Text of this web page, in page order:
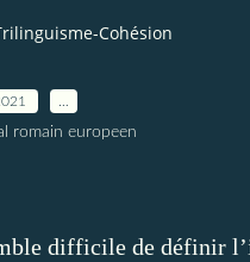
Cohésion
romain europeen
difficile de définir